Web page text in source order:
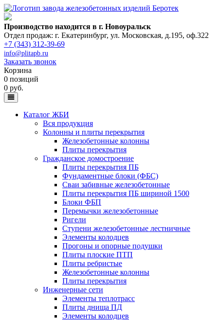
Производство находится в г. Новоуральск
Отдел продаж: г. Екатеринбург, ул. Московская, д.195, оф.322
+7 (343) 312-39-69
info@plitapb.ru
Заказать звонок
Корзина
0 позиций
0 руб.
Каталог ЖБИ
Вся продукция
Колонны и плиты перекрытия
Железобетонные колонны
Плиты перекрытия
Гражданское домостроение
Плиты перекрытия ПБ
Фундаментные блоки (ФБС)
Сваи забивные железобетонные
Плиты перекрытия ПБ шириной 1500
Блоки ФБП
Перемычки железобетонные
Ригели
Ступени железобетонные лестничные
Элементы колодцев
Прогоны и опорные подушки
Плиты плоские ПТП
Плиты ребристые
Железобетонные колонны
Плиты перекрытия
Инженерные сети
Элементы теплотрасс
Плиты днища ПД
Элементы колодцев